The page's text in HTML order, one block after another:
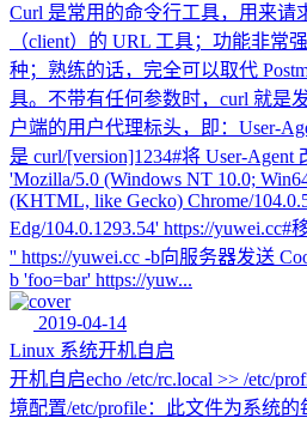
Curl 是常用的命令行工具，用来请
（client）的 URL 工具；功能非常
种；熟练的话，完全可以取代
具。不带有任何参数时，curl 就是
户端的用户代理标头，即：User-
是 curl/[version]1234#将 User-Agent
'Mozilla/5.0 (Windows NT 10.0;
(KHTML, like Gecko) Chrome/
Edg/104.0.1293.54' https://yuwei.cc#
'' https://yuwei.cc -b向服务器发送
b 'foo=bar' https://yuw...
2019-04-14
Linux 系统开机自启
开机自启echo /etc/rc.local >> /etc/
境配置/etc/profile：此文件为系统的